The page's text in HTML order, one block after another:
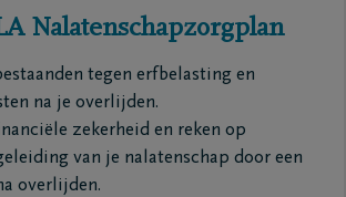
Nalatenschapzorgplan
tegen erfbelasting en
na je overlijden.
zekerheid en reken op
van je nalatenschap door een
overlijden.